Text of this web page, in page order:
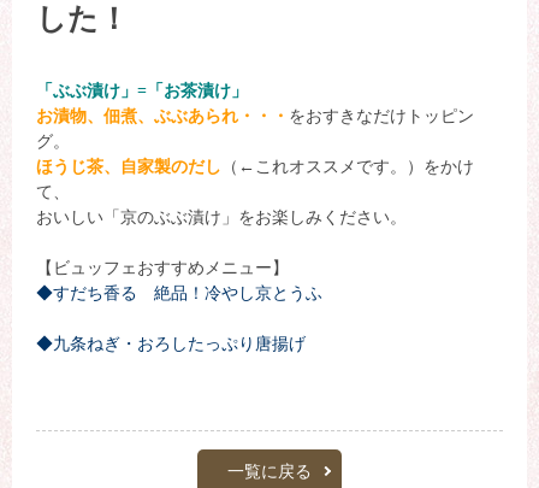
した！
「ぶぶ漬け」=「お茶漬け」
お漬物、佃煮、ぶぶあられ・・・ をおすきなだけトッピン
グ。
ほうじ茶、自家製のだし （←これオススメです。）をかけ
て、
おいしい「京のぶぶ漬け」をお楽しみください。
【ビュッフェおすすめメニュー】
◆すだち香る 絶品！冷やし京とうふ
◆九条ねぎ・おろしたっぷり唐揚げ
一覧に戻る